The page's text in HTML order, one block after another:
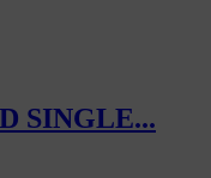
SINGLE...